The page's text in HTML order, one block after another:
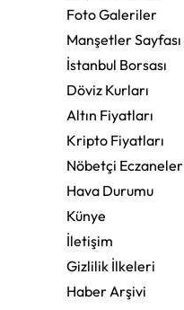
Foto Galeriler
Manşetler Sayfası
İstanbul Borsası
Döviz Kurları
Altın Fiyatları
Kripto Fiyatları
Nöbetçi Eczaneler
Hava Durumu
Künye
İletişim
Gizlilik İlkeleri
Haber Arşivi